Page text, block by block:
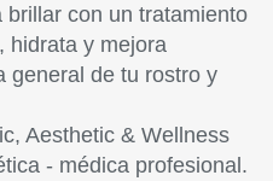
con un tratamiento
hidrata y mejora
general de tu rostro y
Aesthetic & Wellness
- médica profesional.